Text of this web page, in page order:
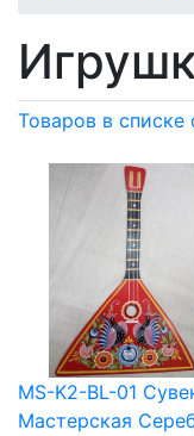
Товаров в списке
MS-K2-BL-01
Мастерская